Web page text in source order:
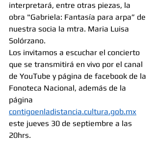
interpretará, entre otras piezas, la
obra "Gabriela: Fantasía para arpa” de
nuestra socia la mtra. Maria Luisa
Solórzano.
Los invitamos a escuchar el concierto
que se transmitirá en vivo por el canal
de YouTube y página de facebook de la
Fonoteca Nacional, además de la
página
contigoenladistancia.cultura.gob.mx
este jueves 30 de septiembre a las
20hrs.